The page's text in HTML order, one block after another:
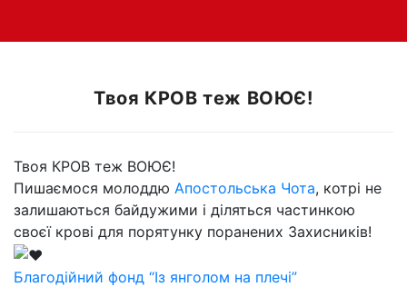
Твоя КРОВ теж ВОЮЄ!
Твоя КРОВ теж ВОЮЄ!
Пишаємося молоддю Апостольська Чота, котрі не
залишаються байдужими і діляться частинкою
своєї крові для порятунку поранених Захисників!
Благодійний фонд “Із янголом на плечі”